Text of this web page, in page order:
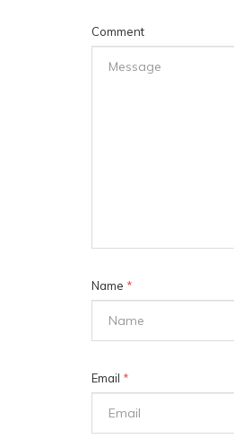
Comment
Name *
Email *